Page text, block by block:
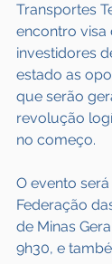
Transportes
encontro visa
investidores
estado as
que serão
revolução
no começo.
O evento
Federação
de Minas
9h30, e